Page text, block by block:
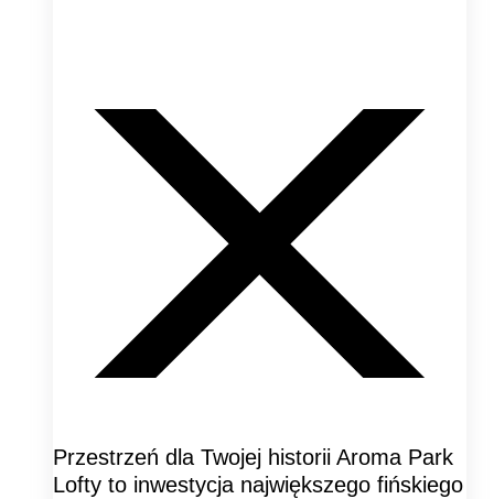
Przestrzeń dla Twojej historii Aroma Park
Lofty to inwestycja największego fińskiego